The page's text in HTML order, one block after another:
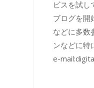
ビスを試
ブログを開
などに多数
ンなどに特
e-mail: